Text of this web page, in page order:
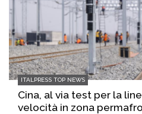
ITALPRESS TOP NEWS
Cina, al via test per la
velocità in zona